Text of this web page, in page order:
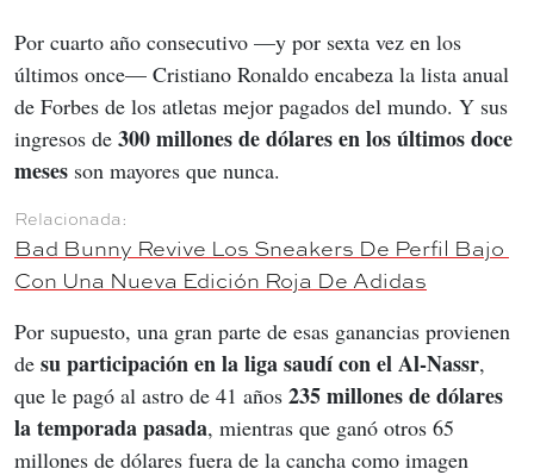
Por cuarto año consecutivo —y por sexta vez en los
últimos once— Cristiano Ronaldo encabeza la lista anual
de Forbes de los atletas mejor pagados del mundo. Y sus
ingresos de 300 millones de dólares en los últimos doce
meses son mayores que nunca.
Bad Bunny Revive Los Sneakers De Perfil Bajo
Con Una Nueva Edición Roja De Adidas
Por supuesto, una gran parte de esas ganancias provienen
de su participación en la liga saudí con el Al-Nassr,
que le pagó al astro de 41 años 235 millones de dólares
la temporada pasada, mientras que ganó otros 65
millones de dólares fuera de la cancha como imagen